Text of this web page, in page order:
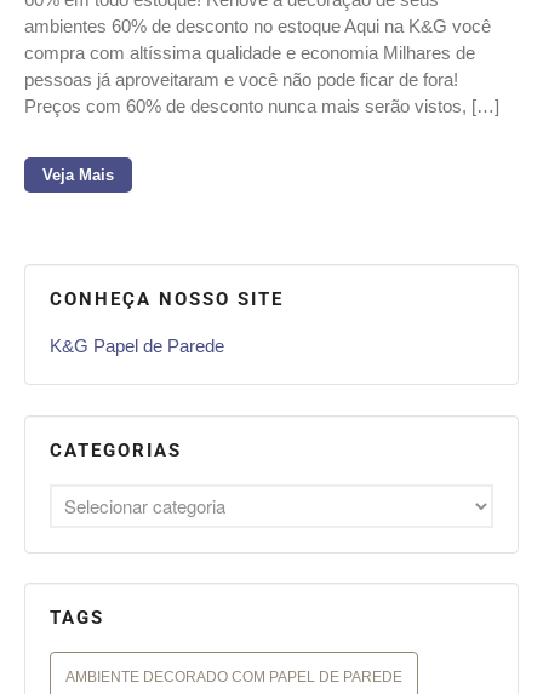
ambientes 60% de desconto no estoque Aqui na K&G você
compra com altíssima qualidade e economia Milhares de
pessoas já aproveitaram e você não pode ficar de fora!
Preços com 60% de desconto nunca mais serão vistos, […]
Veja Mais
CONHEÇA NOSSO SITE
K&G Papel de Parede
CATEGORIAS
TAGS
AMBIENTE DECORADO COM PAPEL DE PAREDE